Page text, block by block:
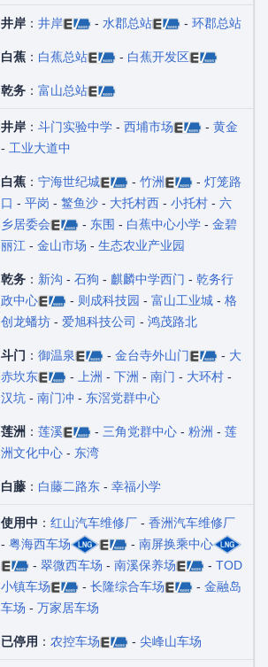
井岸 ： 井岸 - 水郡总站 - 环郡总站
白蕉 ： 白蕉总站 - 白蕉开发区
乾务 ： 富山总站
井岸 ： 斗门实验中学 - 西埔市场 - 黄金
- 工业大道中
白蕉 ： 宁海世纪城 - 竹洲 - 灯笼路
口 - 平岗 - 鳘鱼沙 - 大托村西 - 小托村 - 六
乡居委会
- 东围 - 白蕉中心小学 - 金碧
丽江 - 金山市场 - 生态农业产业园
乾务 ： 新沟 - 石狗 - 麒麟中学西门 - 乾务行
政中心
- 则成科技园 - 富山工业城 - 格
创龙蟠坊 - 爱旭科技公司 - 鸿茂路北
斗门 ： 御温泉 - 金台寺外山门 - 大
赤坎东
- 上洲 - 下洲 - 南门 - 大环村 -
汉坑 - 南门冲 - 东滘党群中心
莲洲 ： 莲溪 - 三角党群中心 - 粉洲 - 莲
洲文化中心 - 东湾
白藤 ： 白藤二路东 - 幸福小学
使用中 ： 红山汽车维修厂 - 香洲汽车维修厂
- 粤海西车场 - 南屏换乘中心
- 翠微西车场 - 南溪保养场 - TOD
小镇车场
- 长隆综合车场 - 金融岛
车场 - 万家居车场
已停用 ： 农控车场 - 尖峰山车场